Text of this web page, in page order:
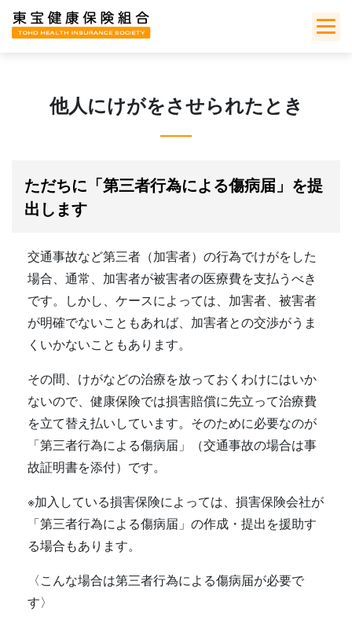
Skip
他人にけがをさせられたとき
ただちに「第三者行為による傷病届」を提
出します
交通事故など第三者（加害者）の行為でけがをした
場合、通常、加害者が被害者の医療費を支払うべき
です。しかし、ケースによっては、加害者、被害者
が明確でないこともあれば、加害者との交渉がうま
くいかないこともあります。
その間、けがなどの治療を放っておくわけにはいか
ないので、健康保険では損害賠償に先立って治療費
を立て替え払いしています。そのために必要なのが
「第三者行為による傷病届」（交通事故の場合は事
故証明書を添付）です。
※加入している損害保険によっては、損害保険会社が
「第三者行為による傷病届」の作成・提出を援助す
る場合もあります。
〈こんな場合は第三者行為による傷病届が必要で
す〉